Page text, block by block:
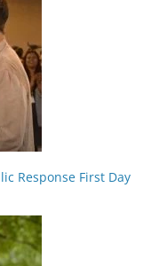
Response First Day